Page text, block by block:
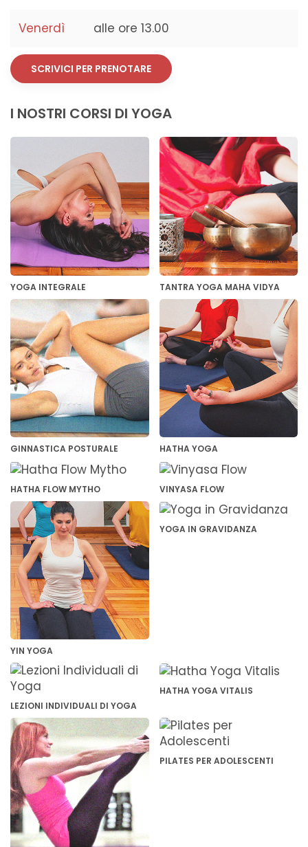
Venerdì alle ore 13.00
SCRIVICI PER PRENOTARE
I NOSTRI CORSI DI YOGA
YOGA INTEGRALE TANTRA YOGA MAHA VIDYA
GINNASTICA POSTURALE HATHA YOGA
HATHA FLOW MYTHO VINYASA FLOW
YIN YOGA
YOGA IN GRAVIDANZA
LEZIONI INDIVIDUALI DI YOGA
HATHA YOGA VITALIS
PILATES PER ADOLESCENTI